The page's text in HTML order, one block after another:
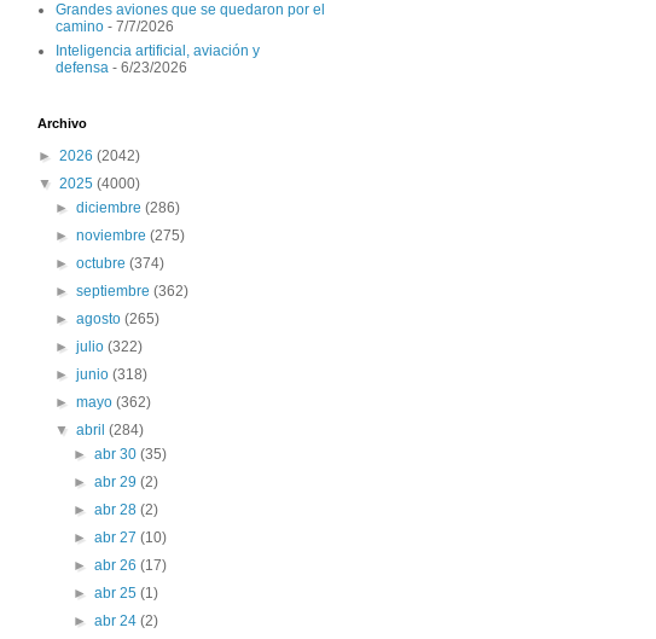
Grandes aviones que se quedaron por el
camino - 7/7/2026
Inteligencia artificial, aviación y
defensa - 6/23/2026
Archivo
► 2026 (2042)
▼ 2025 (4000)
►diciembre(286)
►noviembre(275)
►octubre(374)
►septiembre(362)
►agosto(265)
►julio(322)
►junio(318)
►mayo(362)
▼abril(284)
► abr 30 (35)
► abr 29 (2)
► abr 28 (2)
► abr 27 (10)
► abr 26 (17)
► abr 25 (1)
► abr 24 (2)